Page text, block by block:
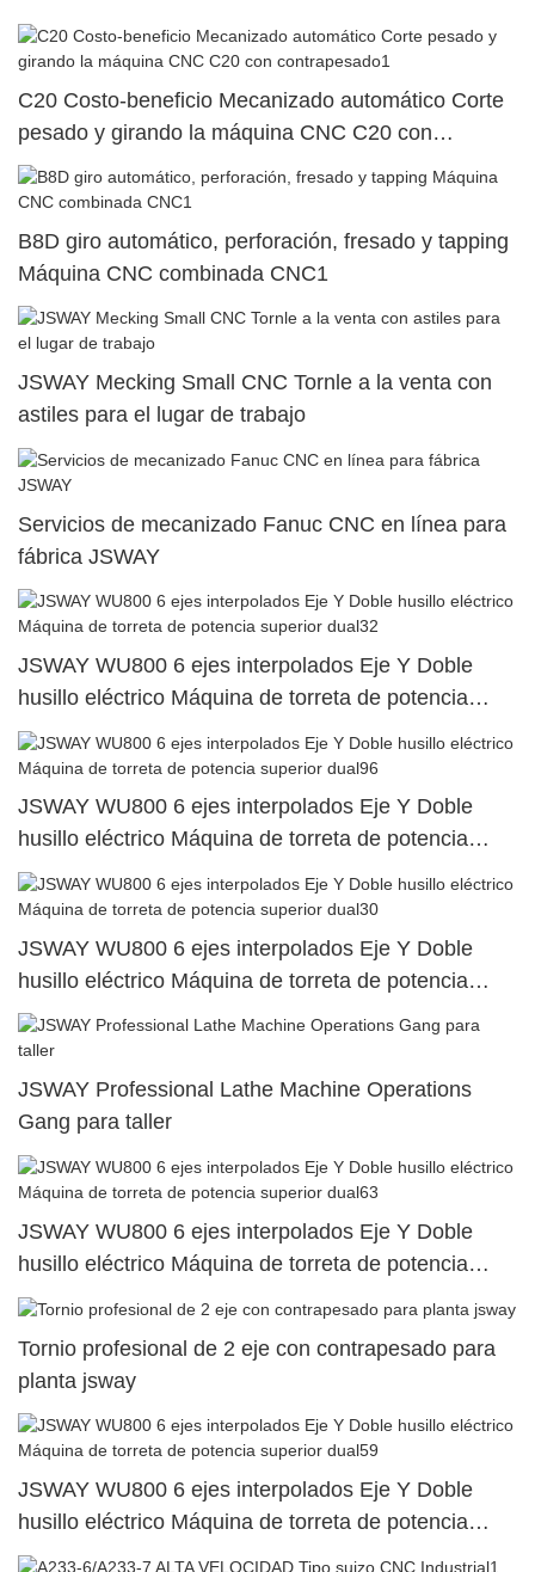
SY500/S500/SY300/S3005
C20 Costo-beneficio Mecanizado automático Corte
pesado y girando la máquina CNC C20 con
contrapesado1
B8D giro automático, perforación, fresado y tapping
Máquina CNC combinada CNC1
JSWAY Mecking Small CNC Tornle a la venta con
astiles para el lugar de trabajo
Servicios de mecanizado Fanuc CNC en línea para
fábrica JSWAY
JSWAY WU800 6 ejes interpolados Eje Y Doble
husillo eléctrico Máquina de torreta de potencia
superior dual32
JSWAY WU800 6 ejes interpolados Eje Y Doble
husillo eléctrico Máquina de torreta de potencia
superior dual96
JSWAY WU800 6 ejes interpolados Eje Y Doble
husillo eléctrico Máquina de torreta de potencia
superior dual30
JSWAY Professional Lathe Machine Operations
Gang para taller
JSWAY WU800 6 ejes interpolados Eje Y Doble
husillo eléctrico Máquina de torreta de potencia
superior dual63
Tornio profesional de 2 eje con contrapesado para
planta jsway
JSWAY WU800 6 ejes interpolados Eje Y Doble
husillo eléctrico Máquina de torreta de potencia
superior dual59